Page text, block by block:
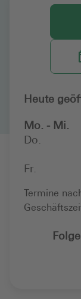
Heute
Mo. - Mi.
Do.
Fr.
Termine